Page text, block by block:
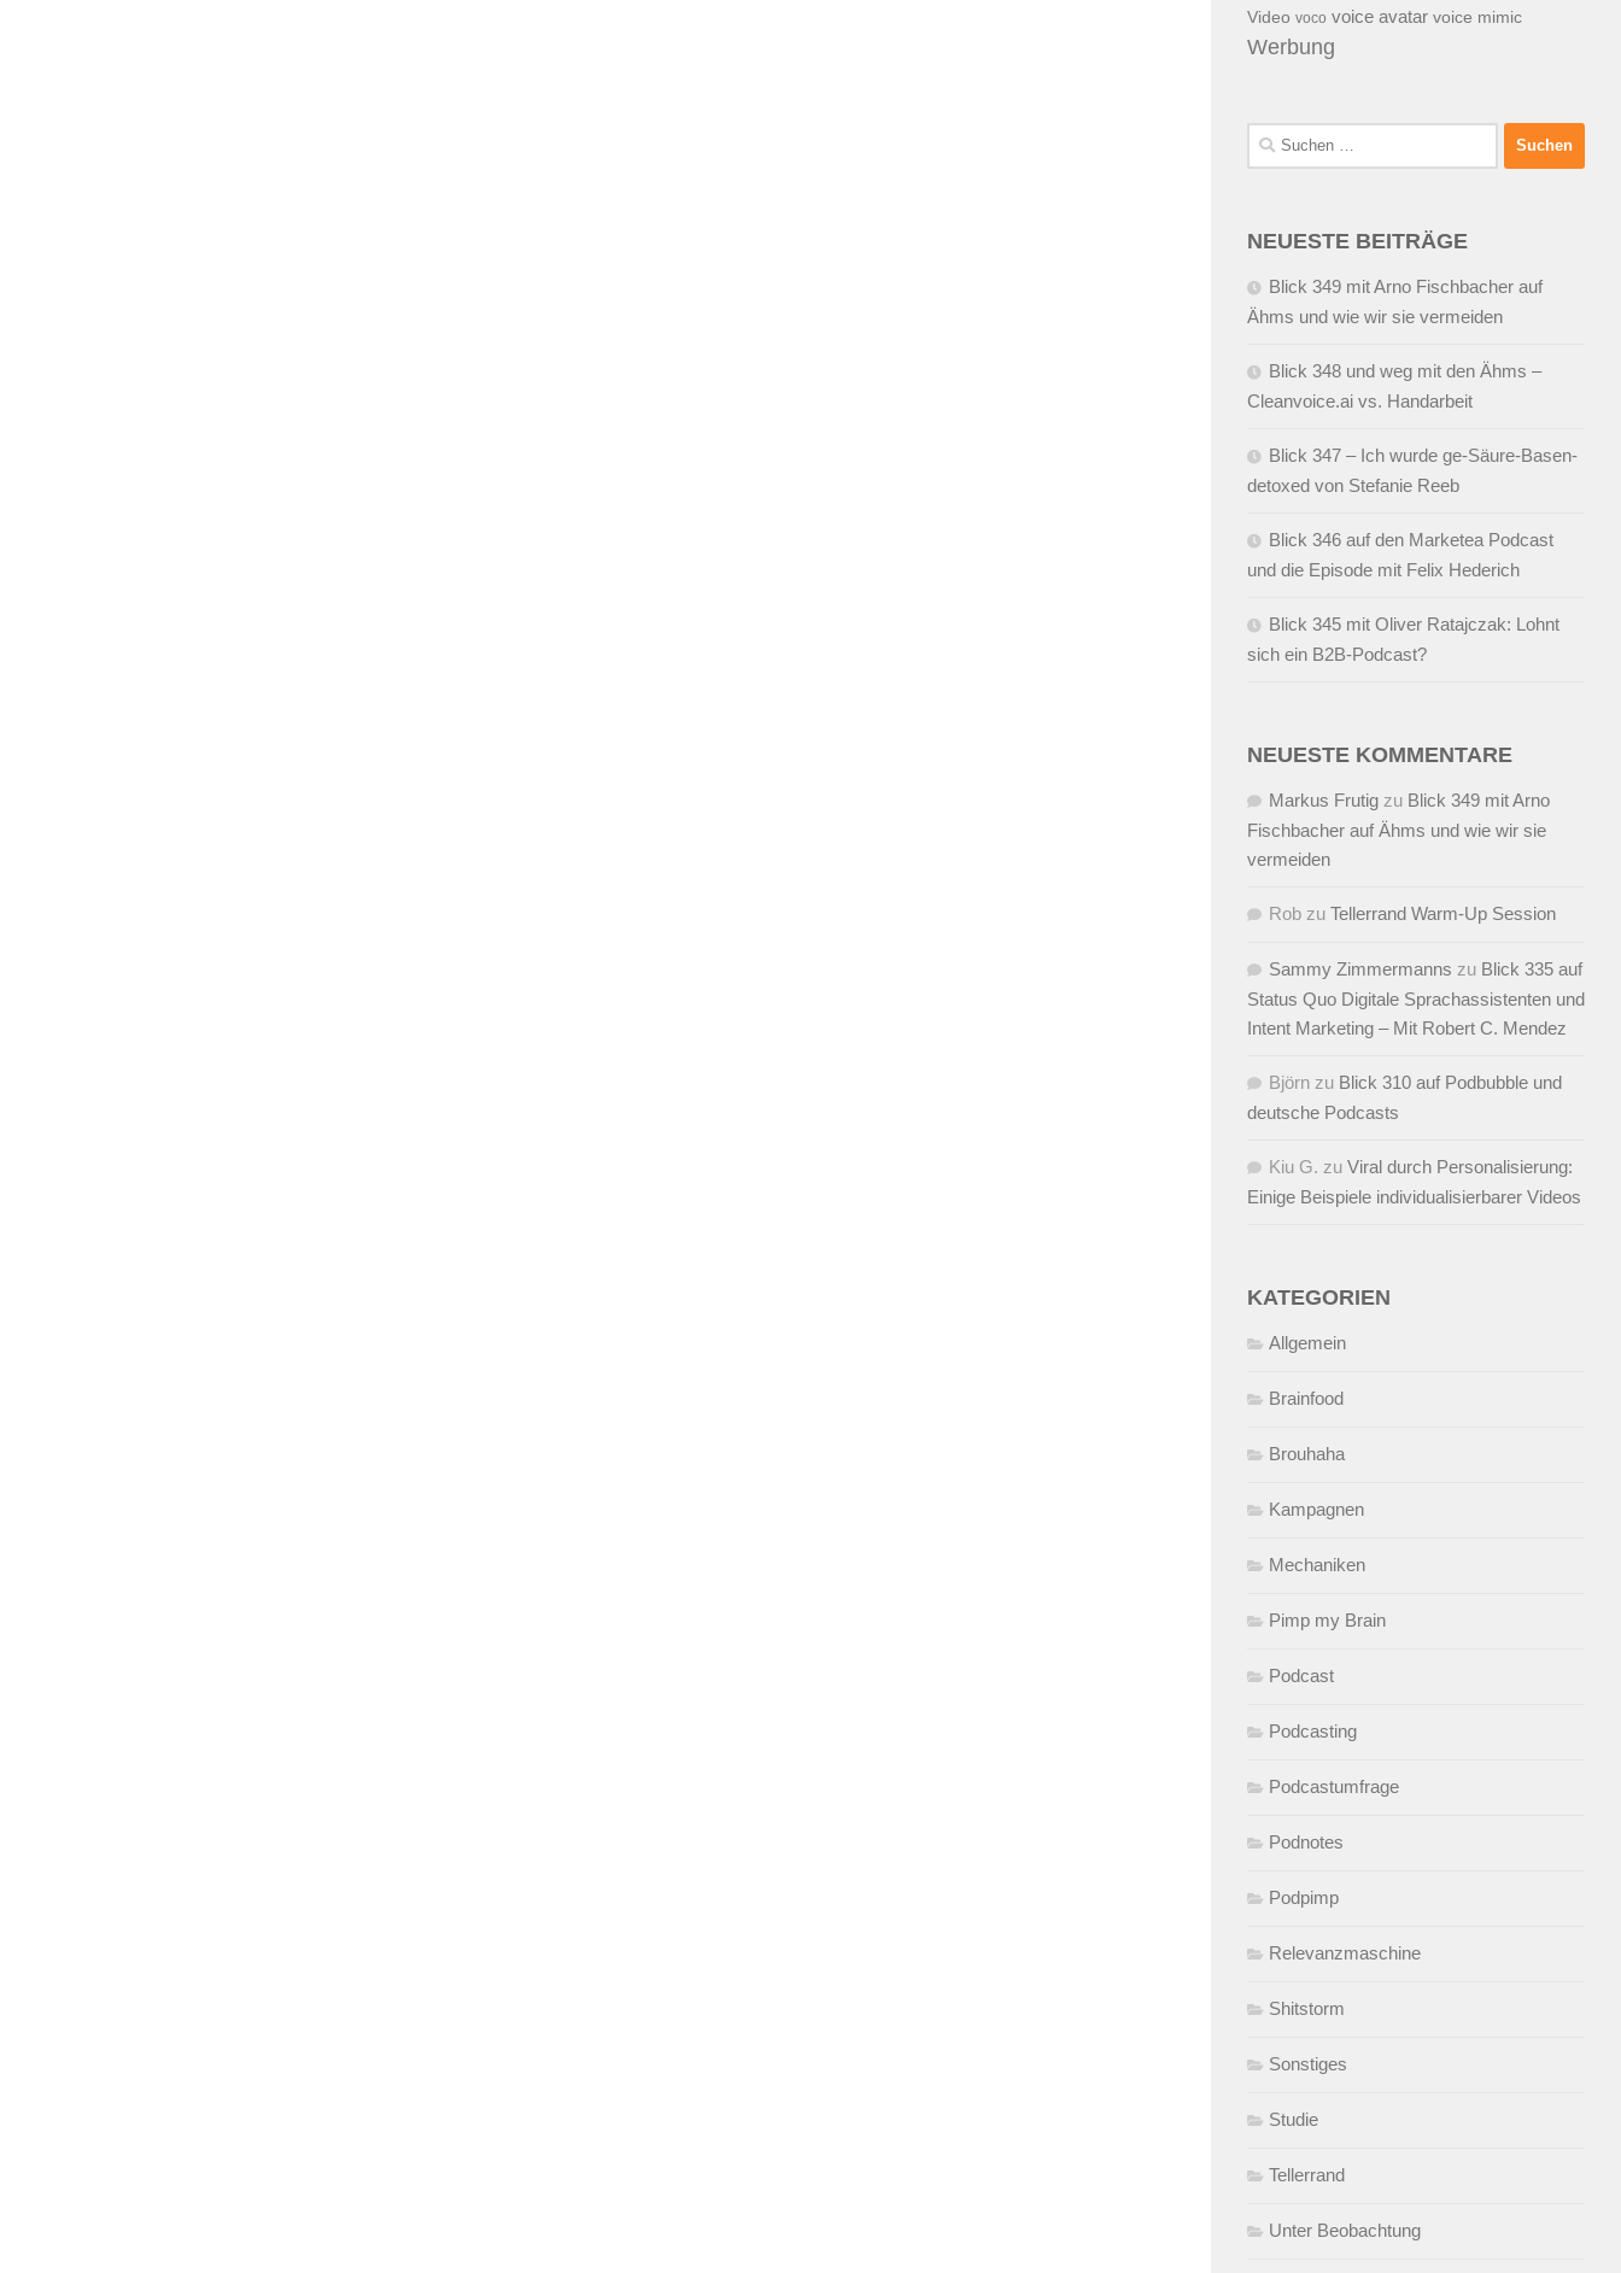
Video voco voice avatar voice mimic
Werbung
Suchen
nach:
NEUESTE BEITRÄGE
Blick 349 mit Arno Fischbacher auf
Ähms und wie wir sie vermeiden
Blick 348 und weg mit den Ähms –
Cleanvoice.ai vs. Handarbeit
Blick 347 – Ich wurde ge-Säure-Basen-
detoxed von Stefanie Reeb
Blick 346 auf den Marketea Podcast
und die Episode mit Felix Hederich
Blick 345 mit Oliver Ratajczak: Lohnt
sich ein B2B-Podcast?
NEUESTE KOMMENTARE
Markus Frutig zu Blick 349 mit Arno
Fischbacher auf Ähms und wie wir sie
vermeiden
Rob zu Tellerrand Warm-Up Session
Sammy Zimmermanns zu Blick 335 auf
Status Quo Digitale Sprachassistenten und
Intent Marketing – Mit Robert C. Mendez
Björn zu Blick 310 auf Podbubble und
deutsche Podcasts
Kiu G. zu Viral durch Personalisierung:
Einige Beispiele individualisierbarer Videos
KATEGORIEN
Allgemein
Brainfood
Brouhaha
Kampagnen
Mechaniken
Pimp my Brain
Podcast
Podcasting
Podcastumfrage
Podnotes
Podpimp
Relevanzmaschine
Shitstorm
Sonstiges
Studie
Tellerrand
Unter Beobachtung